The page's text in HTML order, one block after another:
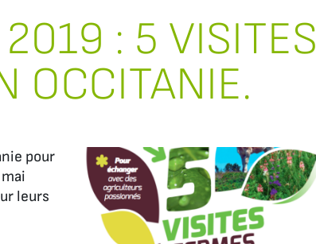
: 5 VISITES
OCCITANIE.
pour
leurs